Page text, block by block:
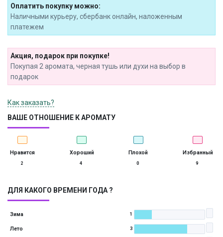
Оплатить покупку можно:
Наличными курьеру, сбербанк онлайн, наложенным
платежем
Акция, подарок при покупке!
Покупая 2 аромата, черная тушь или духи на выбор в
подарок
Как заказать?
ВАШЕ ОТНОШЕНИЕ К АРОМАТУ
Нравится
2
Хороший
4
Плохой
0
Избранный
9
ДЛЯ КАКОГО ВРЕМЕНИ ГОДА ?
Зима 1
Лето 3